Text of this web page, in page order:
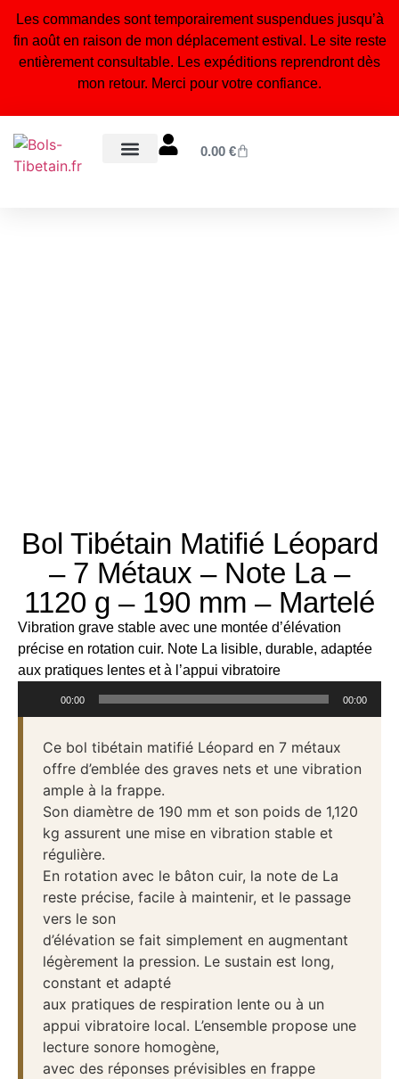
Les commandes sont temporairement suspendues jusqu’à
fin août en raison de mon déplacement estival. Le site reste
entièrement consultable. Les expéditions reprendront dès
mon retour. Merci pour votre confiance.
0.00 €
Bol Tibétain Matifié Léopard
– 7 Métaux – Note La –
1120 g – 190 mm – Martelé
Vibration grave stable avec une montée d’élévation
précise en rotation cuir. Note La lisible, durable, adaptée
aux pratiques lentes et à l’appui vibratoire
audio
00:00 00:00
Ce bol tibétain matifié Léopard en 7 métaux
offre d’emblée des graves nets et une vibration
ample à la frappe.
Son diamètre de 190 mm et son poids de 1,120
kg assurent une mise en vibration stable et
régulière.
En rotation avec le bâton cuir, la note de La
reste précise, facile à maintenir, et le passage
vers le son
d’élévation se fait simplement en augmentant
légèrement la pression. Le sustain est long,
constant et adapté
aux pratiques de respiration lente ou à un
appui vibratoire local. L’ensemble propose une
lecture sonore homogène,
avec des réponses prévisibles en frappe